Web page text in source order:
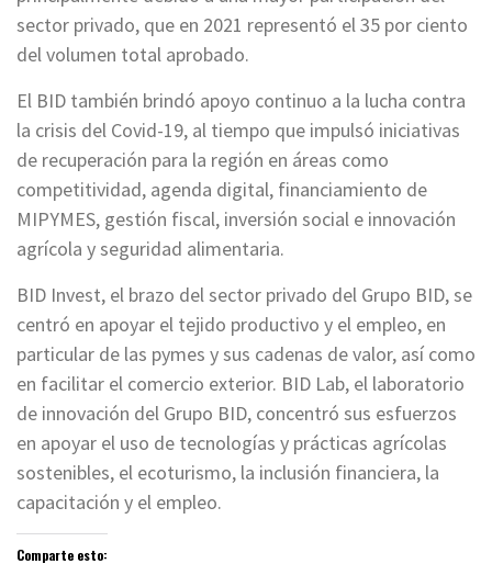
sector privado, que en 2021 representó el 35 por ciento
del volumen total aprobado.
El BID también brindó apoyo continuo a la lucha contra
la crisis del Covid-19, al tiempo que impulsó iniciativas
de recuperación para la región en áreas como
competitividad, agenda digital, financiamiento de
MIPYMES, gestión fiscal, inversión social e innovación
agrícola y seguridad alimentaria.
BID Invest, el brazo del sector privado del Grupo BID, se
centró en apoyar el tejido productivo y el empleo, en
particular de las pymes y sus cadenas de valor, así como
en facilitar el comercio exterior. BID Lab, el laboratorio
de innovación del Grupo BID, concentró sus esfuerzos
en apoyar el uso de tecnologías y prácticas agrícolas
sostenibles, el ecoturismo, la inclusión financiera, la
capacitación y el empleo.
Comparte esto: